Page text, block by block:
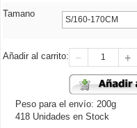
Tamano
Añadir al carrito:
Peso para el envío: 200g
418 Unidades en Stock